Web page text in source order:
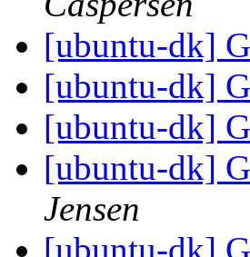
[ubuntu-dk]
[ubuntu-dk]
[ubuntu-dk]
[ubuntu-dk]
Jensen